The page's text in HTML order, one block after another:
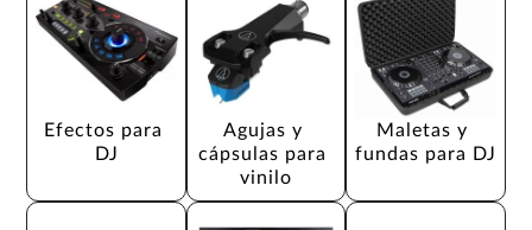
Efectos para
DJ
Agujas y
cápsulas para
vinilo
Maletas y
fundas para DJ